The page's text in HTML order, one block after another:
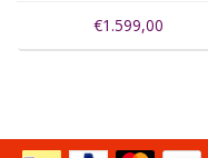
€1.599,00